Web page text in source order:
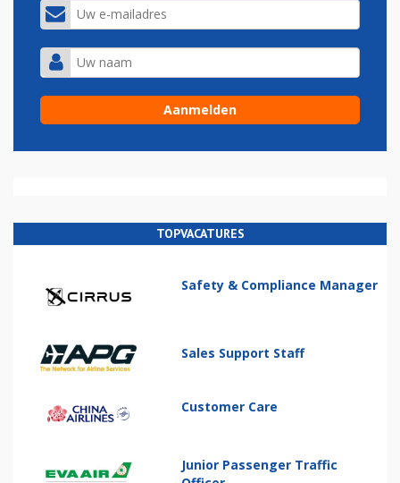
TOPVACATURES
Safety & Compliance Manager
Sales Support Staff
Customer Care
Junior Passenger Traffic